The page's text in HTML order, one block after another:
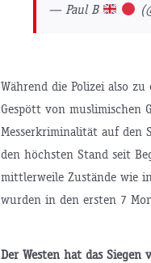
— Paul B
Während die Polizei also
Gespött von muslimischen
Messerkriminalität auf den
den höchsten Stand seit
mittlerweile Zustände wie
wurden in den ersten 7
Der Westen hat das Siegen